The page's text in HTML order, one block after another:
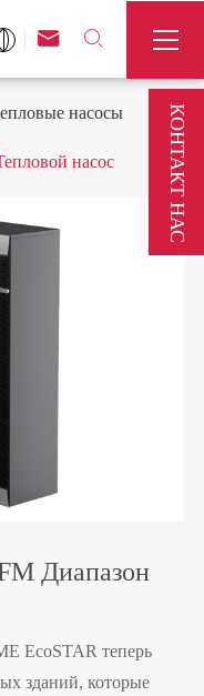
 

насосы
насос
Диапазон
EcoSTAR теперь
зданий, которые
КОНТАКТ НАС